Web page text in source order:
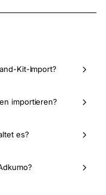
Kit-Import?
importieren?
es?